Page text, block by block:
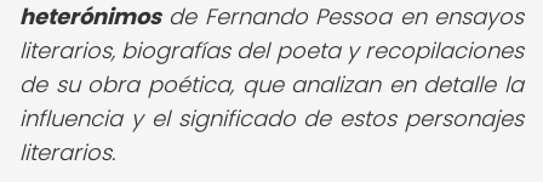
heterónimosde Fernando Pessoa en ensayos
literarios, biografías del poeta y recopilaciones
de su obra poética, que analizan en detalle la
influencia y el significado de estos personajes
literarios.